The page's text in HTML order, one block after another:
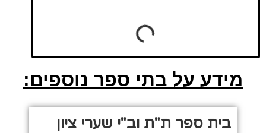
מידע על בתי ספר נוספים:
בית ספר ת"ת וב"י שערי ציון